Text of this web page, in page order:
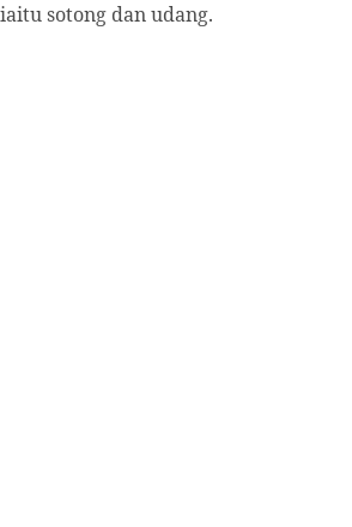
iaitu sotong dan udang.